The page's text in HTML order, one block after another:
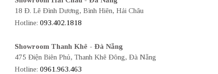
18 Đ. Lê Đình Dương, Bình Hiên, Hải Châu
Hotline: 093.402.1818
Showroom Thanh Khê - Đà Nẵng
475 Điện Biên Phủ, Thanh Khê Đông, Đà Nẵng
Hotline: 0961.963.463